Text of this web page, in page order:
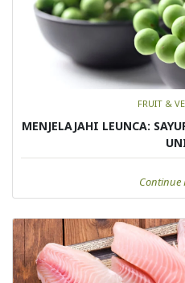
FRUIT &
MENJELAJAHI LEUNCA:
Continue